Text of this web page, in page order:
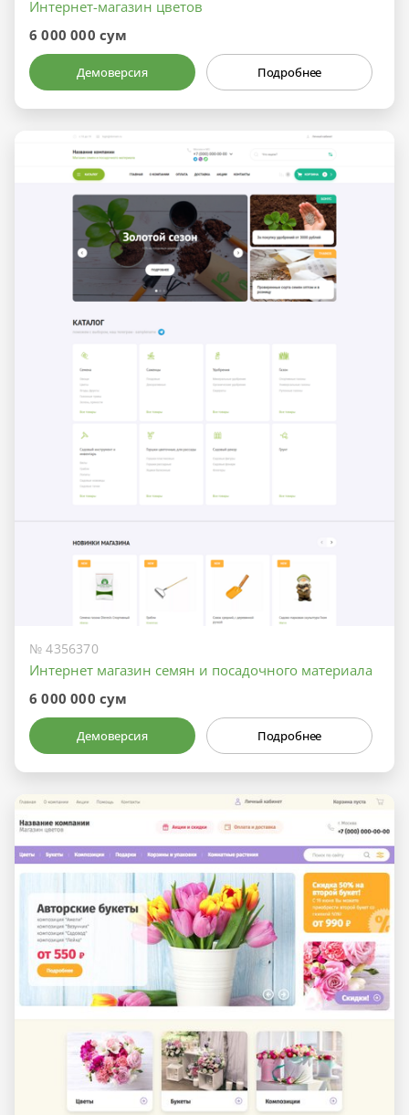
Интернет-магазин цветов
6 000 000 сум
Демоверсия Подробнее
№ 4356370
Интернет магазин семян и посадочного материала
6 000 000 сум
Демоверсия Подробнее